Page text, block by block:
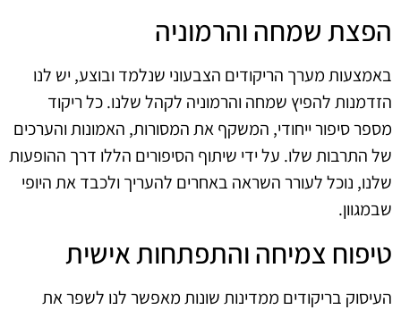
הפצת שמחה והרמוניה
באמצעות מערך הריקודים הצבעוני שנלמד ובוצע, יש לנו
הזדמנות להפיץ שמחה והרמוניה לקהל שלנו. כל ריקוד
מספר סיפור ייחודי, המשקף את המסורות, האמונות והערכים
של התרבות שלו. על ידי שיתוף הסיפורים הללו דרך ההופעות
שלנו, נוכל לעורר השראה באחרים להעריך ולכבד את היופי
שבמגוון.
טיפוח צמיחה והתפתחות אישית
העיסוק בריקודים ממדינות שונות מאפשר לנו לשפר את